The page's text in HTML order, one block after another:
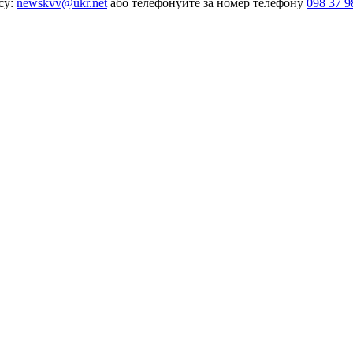
newskvv@ukr.netабо телефонуйте за номер телефону 098 37